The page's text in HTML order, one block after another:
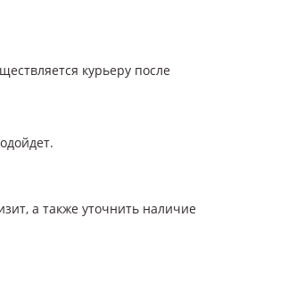
курьеру после
а также уточнить наличие